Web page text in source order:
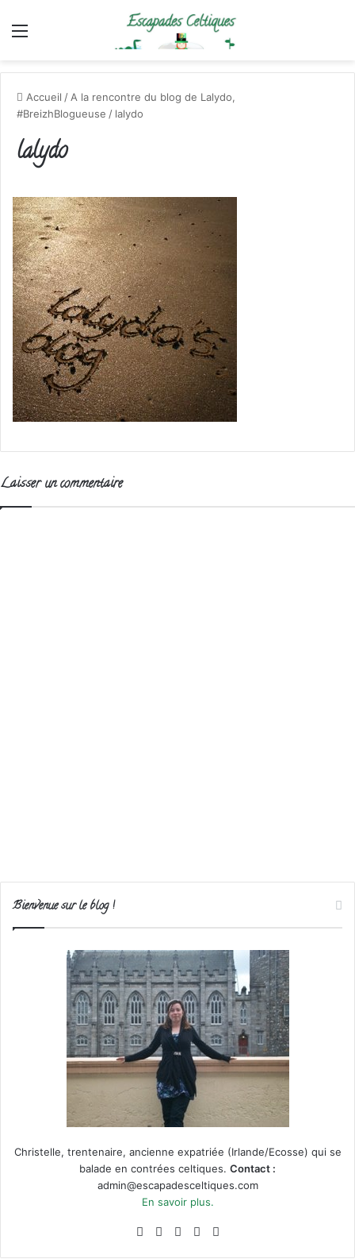
Menu
Accueil / A la rencontre du blog de Lalydo,
#BreizhBlogueuse / lalydo
lalydo
Laisser un commentaire
Bienvenue sur le blog !
Christelle, trentenaire, ancienne expatriée (Irlande/Ecosse) qui se
balade en contrées celtiques. Contact :
admin@escapadesceltiques.com
En savoir plus.
Facebook
X PinterestInstagram